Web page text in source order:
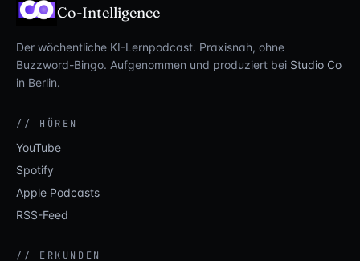
Co-Intelligence
Der wöchentliche KI-Lernpodcast. Praxisnah, ohne
Buzzword-Bingo. Aufgenommen und produziert bei Studio Co
in Berlin.
// HÖREN
YouTube
Spotify
Apple Podcasts
RSS-Feed
// ERKUNDEN